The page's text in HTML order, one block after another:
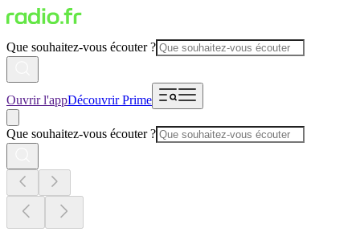
Que souhaitez-vous écouter ?
Ouvrir l'appDécouvrir Prime
Que souhaitez-vous écouter ?